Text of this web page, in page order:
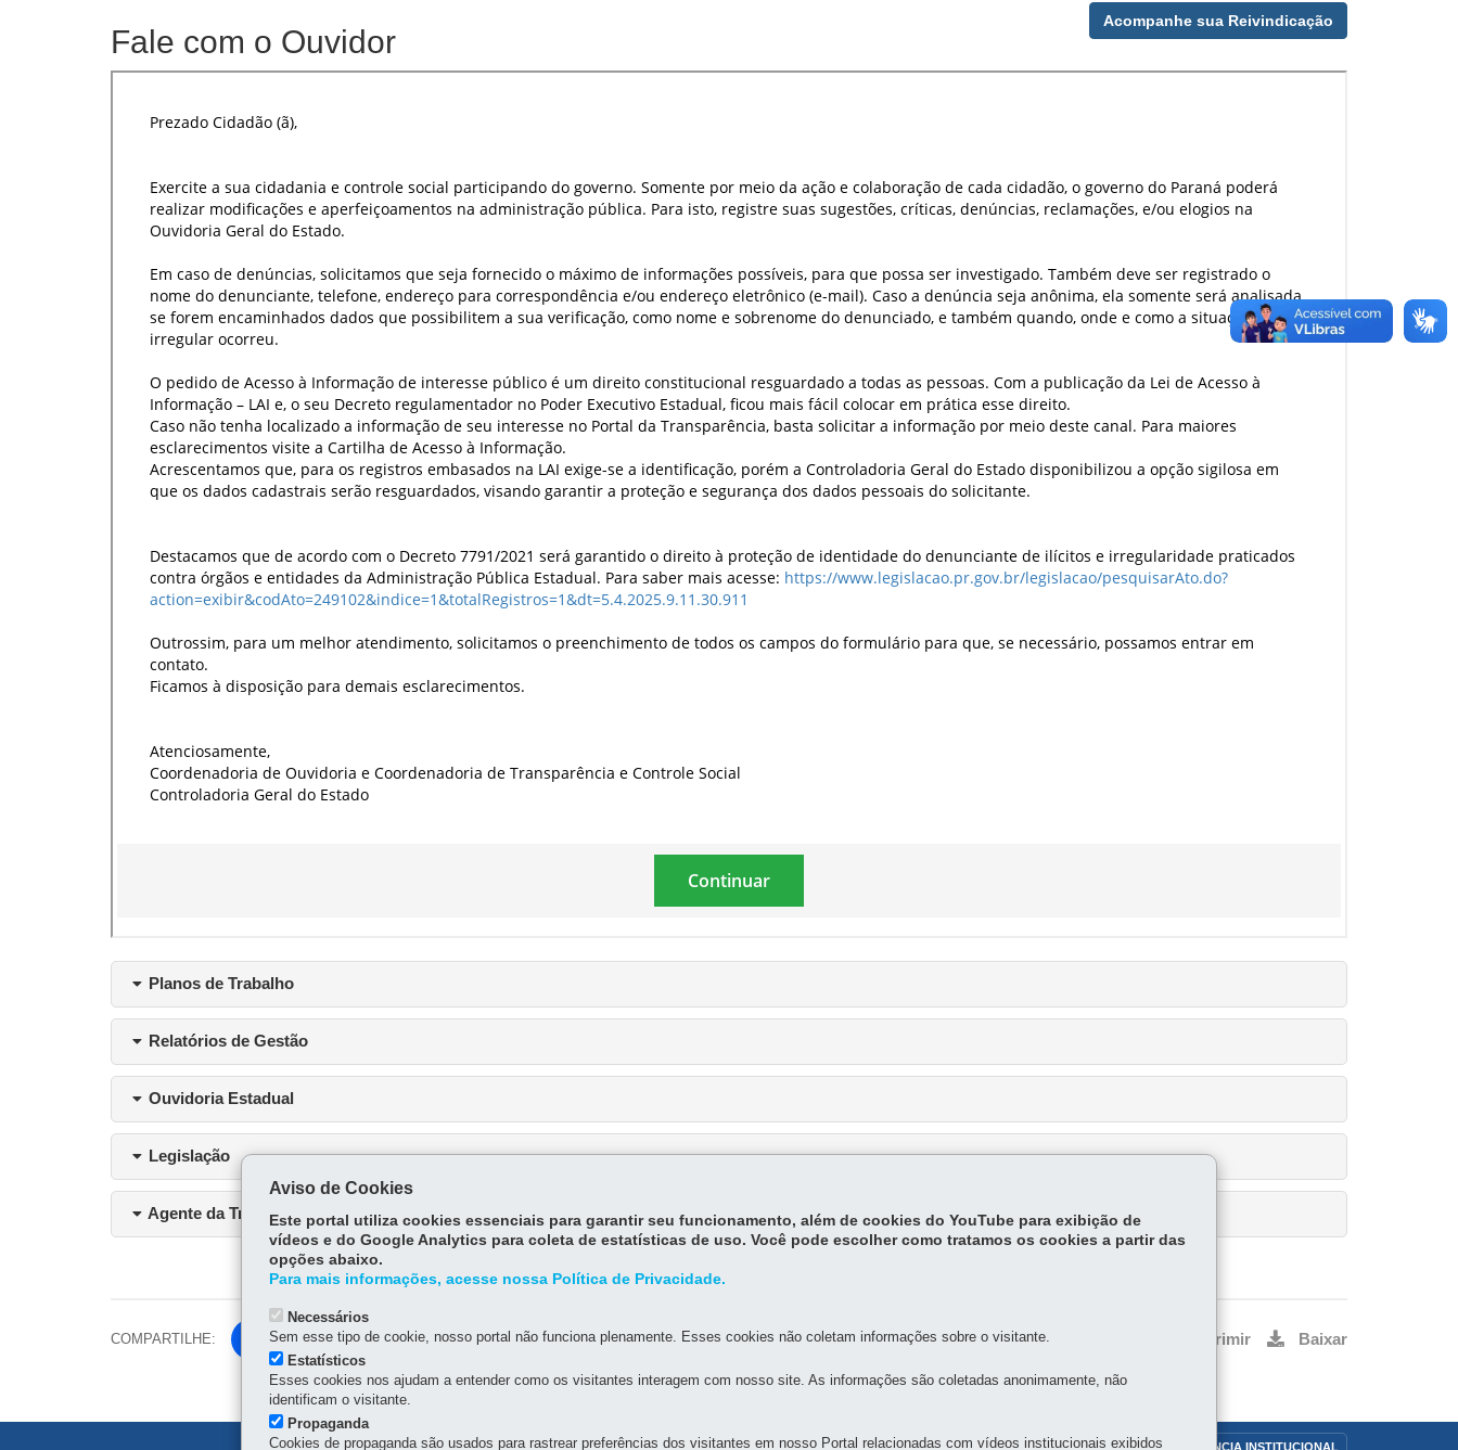
Fale com o Ouvidor
Acompanhe sua Reivindicação
Planos de Trabalho
Relatórios de Gestão
Ouvidoria Estadual
Legislação
Agente da Transparência
COMPARTILHE:
Fa
ce
bo
ok
Voltar Imprimir Baixar
MAPA DO SITE DENUNCIE CORRUPÇÃO OUVIDORIA TRANSPARÊNCIA INSTITUCIONAL
Aviso de Cookies
Este portal utiliza cookies essenciais para garantir seu funcionamento, além de cookies do YouTube para exibição de
vídeos e do Google Analytics para coleta de estatísticas de uso. Você pode escolher como tratamos os cookies a partir das
opções abaixo.
Para mais informações, acesse nossa Política de Privacidade.
Necessários
Sem esse tipo de cookie, nosso portal não funciona plenamente. Esses cookies não coletam informações sobre o visitante.
Estatísticos
Esses cookies nos ajudam a entender como os visitantes interagem com nosso site. As informações são coletadas anonimamente, não
identificam o visitante.
Propaganda
Cookies de propaganda são usados para rastrear preferências dos visitantes em nosso Portal relacionadas com vídeos institucionais exibidos